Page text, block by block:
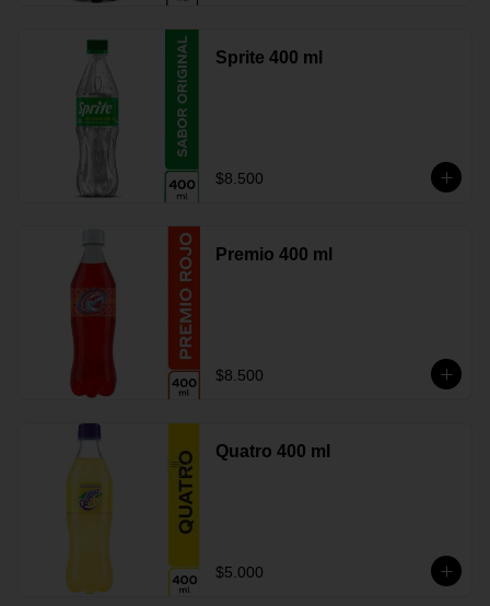
Sprite 400 ml
$8.500
Premio 400 ml
$8.500
Quatro 400 ml
$5.000